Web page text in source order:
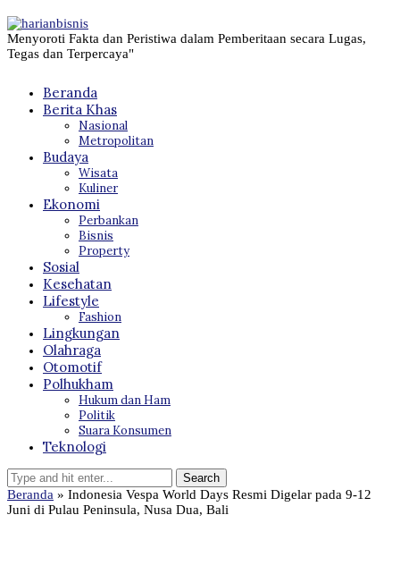
Menyoroti Fakta dan Peristiwa dalam Pemberitaan secara Lugas,
Tegas dan Terpercaya"
Beranda
Berita Khas
Nasional
Metropolitan
Budaya
Wisata
Kuliner
Ekonomi
Perbankan
Bisnis
Property
Sosial
Kesehatan
Lifestyle
Fashion
Lingkungan
Olahraga
Otomotif
Polhukham
Hukum dan Ham
Politik
Suara Konsumen
Teknologi
Beranda » Indonesia Vespa World Days Resmi Digelar pada 9-12
Juni di Pulau Peninsula, Nusa Dua, Bali